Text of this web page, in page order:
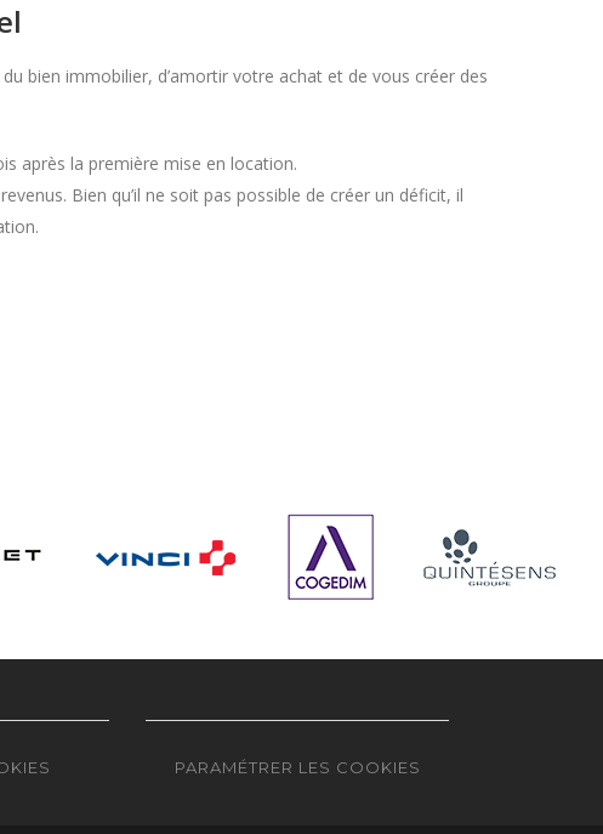
bien immobilier, d’amortir votre achat et de vous créer des
après la première mise en location.
Bien qu’il ne soit pas possible de créer un déficit, il
PARAMÉTRER LES COOKIES